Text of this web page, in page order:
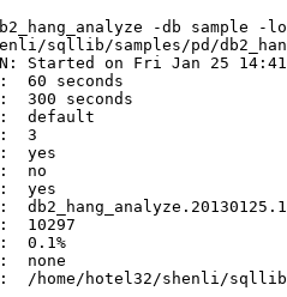
-db sample -
sqllib/samples/pd/
Started on Fri Jan 25
seconds
seconds
default
3
yes
no
yes
0.1%
none
hotel32/shenli/sqllib/